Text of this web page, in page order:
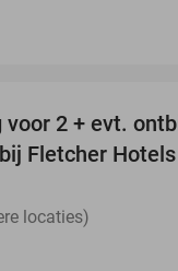
voor 2 + evt.
Fletcher Hotels
locaties)